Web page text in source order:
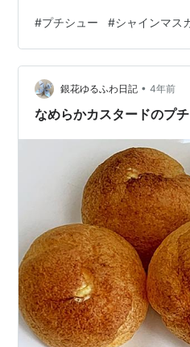
北海道アイスクリーム あずき
うアイスクリームをたべまし
#プチシュー #シャインマス
銀花ゆるふわ日記 • 4年前
なめらかカスタードのプ